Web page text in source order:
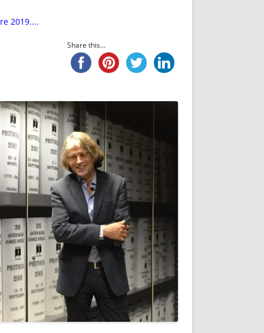
IRPF
IDEARIO WEB
PREMIO NYR
NUEVA ETAPA
POLÍTICA DE PRIVACIDAD
AVISO LEGAL
REPORTAR INCIDENCIA
LOGOTIPO
ENTREVISTAS
SONRISA
ENVÍA CORREO
CANALES DE VÍDEO
2019....
Share this...